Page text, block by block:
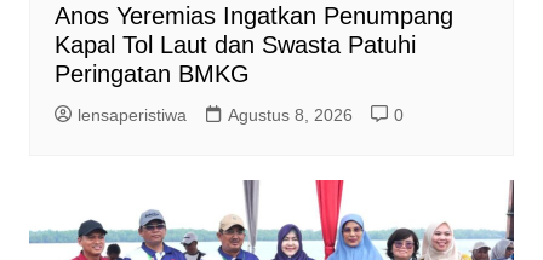
Anos Yeremias Ingatkan Penumpang
Kapal Tol Laut dan Swasta Patuhi
Peringatan BMKG
lensaperistiwa Agustus 8, 2026 0